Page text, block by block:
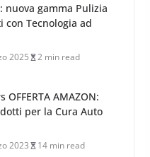
di Reedijk
2024 3 min read
OFFERTA AMAZON:
per la Cura Auto
2023 14 min read
i 10 Migliori
la Pulizia Auto
2022